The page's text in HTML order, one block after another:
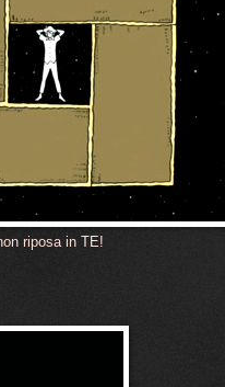
riposa in TE!